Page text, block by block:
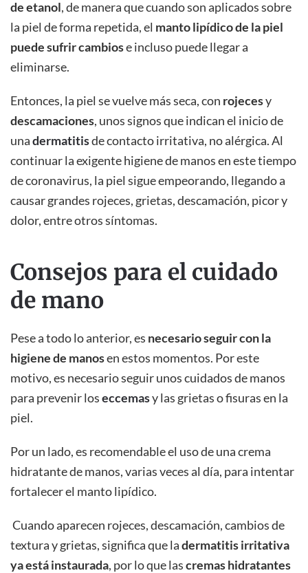
de etanol, de manera que cuando son aplicados sobre
la piel de forma repetida, el manto lipídico de la piel
puede sufrir cambiose incluso puede llegar a
eliminarse.
Entonces, la piel se vuelve más seca, con rojecesy
descamaciones, unos signos que indican el inicio de
unadermatitisde contacto irritativa, no alérgica. Al
continuar la exigente higiene de manos en este tiempo
de coronavirus, la piel sigue empeorando, llegando a
causar grandes rojeces, grietas, descamación, picor y
dolor, entre otros síntomas.
Consejos para el cuidado
de mano
Pese a todo lo anterior, es necesario seguir con la
higiene de manosen estos momentos. Por este
motivo, es necesario seguir unos cuidados de manos
para prevenir loseccemasy las grietas o fisuras en la
piel.
Por un lado, es recomendable el uso de una crema
hidratante de manos, varias veces al día, para intentar
fortalecer el manto lipídico.
Cuando aparecen rojeces, descamación, cambios de
textura y grietas, significa que ladermatitis irritativa
ya está instaurada, por lo que lascremas hidratantes